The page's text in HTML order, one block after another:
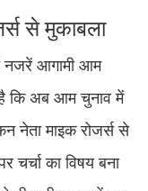
से मुकाबला
नजरें आगामी आम
है कि अब आम चुनाव में
नेता माइक रोजर्स से
चर्चा का विषय बना